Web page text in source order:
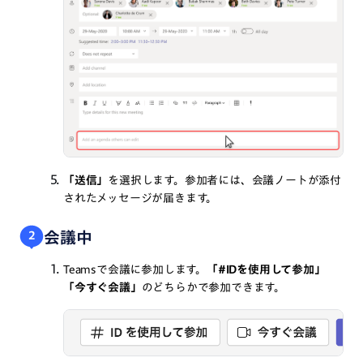
「送信」
を選択します。参加者には、会議ノートが添付
されたメッセージが届きます。
2 会議中
Teamsで会議に参加します。
「#IDを使用して参加」
「今すぐ会議」 のどちらかで参加できます。